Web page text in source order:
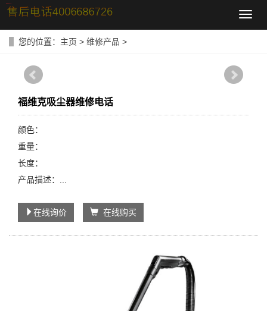
导
您的位置： 主页 > 维修产品 >
福维克吸尘器维修电话
颜色：
重量：
长度：
产品描述：...
在线询价 在线购买